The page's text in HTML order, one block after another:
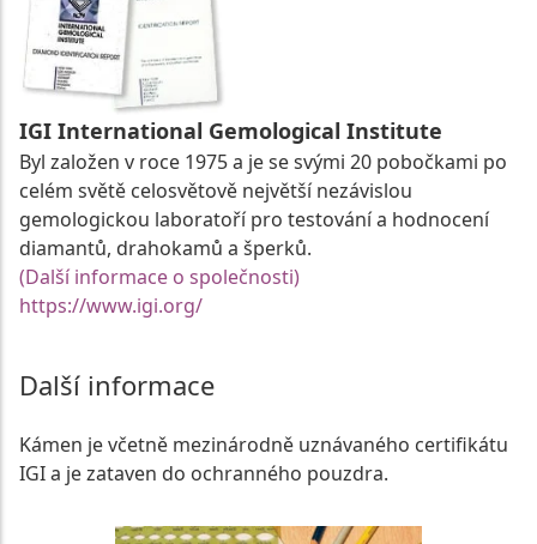
IGI International Gemological Institute
Byl založen v roce 1975 a je se svými 20 pobočkami po
celém světě celosvětově největší nezávislou
gemologickou laboratoří pro testování a hodnocení
diamantů, drahokamů a šperků.
(Další informace o společnosti)
https://www.igi.org/
Další informace
Kámen je včetně mezinárodně uznávaného certifikátu
IGI a je zataven do ochranného pouzdra.